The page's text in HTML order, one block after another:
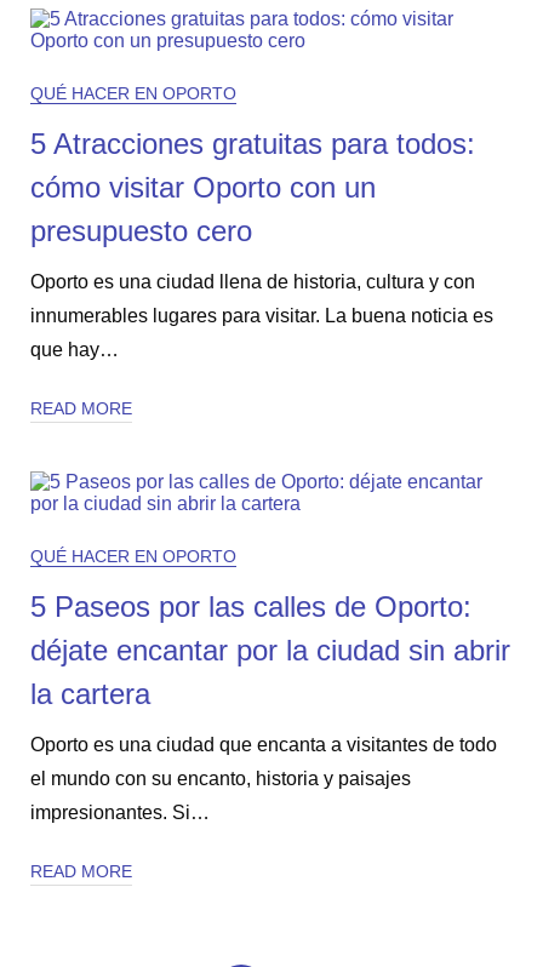
QUÉ HACER EN OPORTO
5 Atracciones gratuitas para todos:
cómo visitar Oporto con un
presupuesto cero
Oporto es una ciudad llena de historia, cultura y con
innumerables lugares para visitar. La buena noticia es
que hay…
READ MORE
QUÉ HACER EN OPORTO
5 Paseos por las calles de Oporto:
déjate encantar por la ciudad sin abrir
la cartera
Oporto es una ciudad que encanta a visitantes de todo
el mundo con su encanto, historia y paisajes
impresionantes. Si…
READ MORE